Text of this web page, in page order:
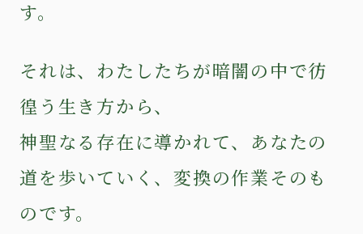
す。
それは、わたしたちが暗闇の中で彷
徨う生き方から、
神聖なる存在に導かれて、あなたの
道を歩いていく、変換の作業そのも
のです。